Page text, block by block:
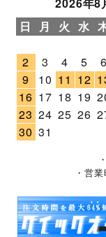
日
月 火 水
2
3 4 5 6
9
10 11 12
16 17 18 19
23 24 25 26
30 31
・営